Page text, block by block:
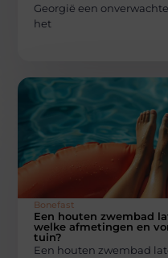
Georgië een
het
Bonefast
Een houten zwembad
welke afmetingen en
tuin?
Een houten zwembad